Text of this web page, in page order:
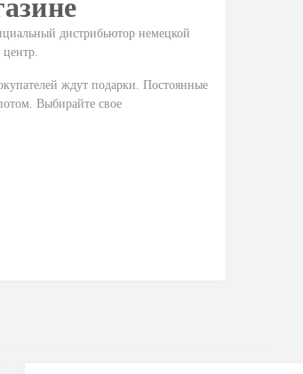
дистрибьютор немецкой
ждут подарки. Постоянные
Выбирайте свое